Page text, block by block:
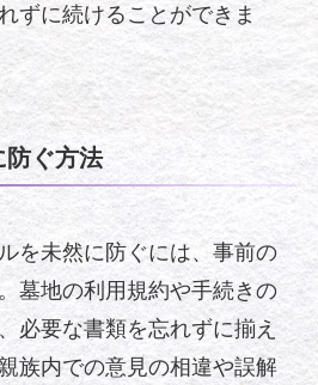
ずに続けることができま
防ぐ方法
を未然に防ぐには、事前の
墓地の利用規約や手続きの
必要な書類を忘れずに揃え
族内での意見の相違や誤解